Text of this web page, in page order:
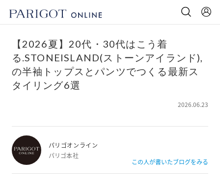
【2026夏】20代・30代はこう着
る.STONEISLAND(ストーンアイランド),
の半袖トップスとパンツでつくる最新ス
タイリング6選
2026.06.23
パリゴオンライン
パリゴ本社
この人が書いたブログをみる